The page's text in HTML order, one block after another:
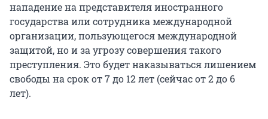
нападение на представителя иностранного
государства или сотрудника международной
организации, пользующегося международной
защитой, но и за угрозу совершения такого
преступления. Это будет наказываться лишением
свободы на срок от 7 до 12 лет (сейчас от 2 до 6
лет).